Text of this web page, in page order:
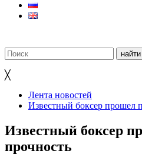
╳
Лента новостей
Известный боксер прошел
Известный боксер
прочность